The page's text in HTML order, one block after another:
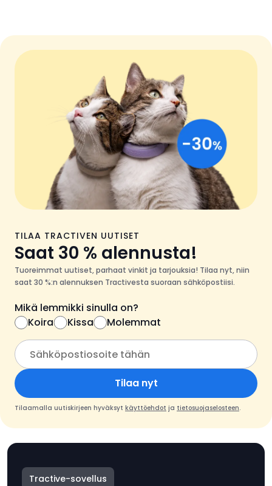
TILAA TRACTIVEN UUTISET
Saat 30 % alennusta!
Tuoreimmat uutiset, parhaat vinkit ja tarjouksia! Tilaa nyt, niin
saat 30 %:n alennuksen Tractivesta suoraan sähköpostiisi.
Mikä lemmikki sinulla on?
Koira
Kissa Molemmat
Tilaa nyt
Tilaamalla uutiskirjeen hyväksyt käyttöehdot ja tietosuojaselosteen.
Tractive-sovellus